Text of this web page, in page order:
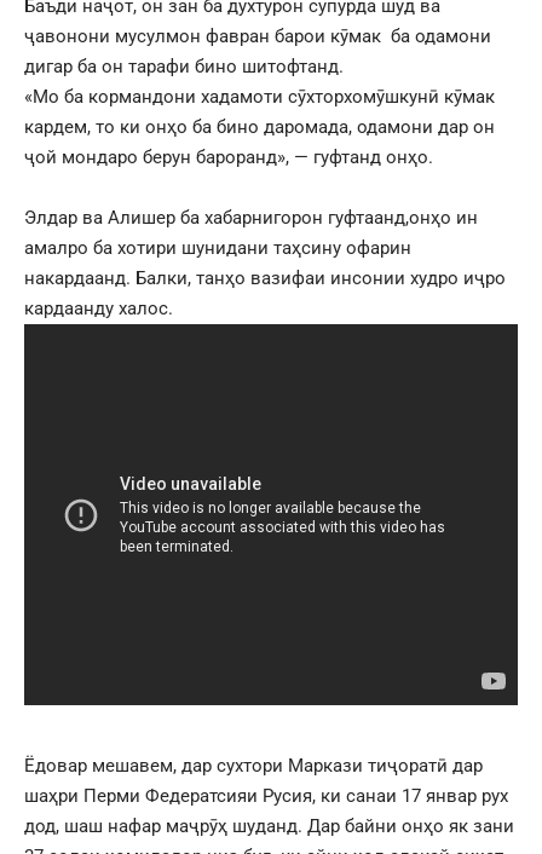
Баъди наҷот, он зан ба духтурон супурда шуд ва
ҷавонони мусулмон фавран барои кӯмак ба одамони
дигар ба он тарафи бино шитофтанд.
«Мо ба кормандони хадамоти сӯхторхомӯшкунӣ кӯмак
кардем, то ки онҳо ба бино даромада, одамони дар он
ҷой мондаро берун бароранд», — гуфтанд онҳо.
Элдар ва Алишер ба хабарнигорон гуфтаанд,онҳо ин
амалро ба хотири шунидани таҳсину офарин
накардаанд. Балки, танҳо вазифаи инсонии худро иҷро
кардаанду халос.
Ёдовар мешавем, дар сухтори Маркази тиҷоратӣ дар
шаҳри Перми Федератсияи Русия, ки санаи 17 январ рух
дод, шаш нафар маҷрӯҳ шуданд. Дар байни онҳо як зани